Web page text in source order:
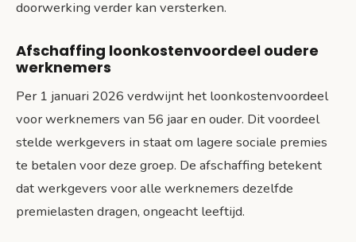
doorwerking verder kan versterken.
Afschaffing loonkostenvoordeel oudere
werknemers
Per 1 januari 2026 verdwijnt het loonkostenvoordeel
voor werknemers van 56 jaar en ouder. Dit voordeel
stelde werkgevers in staat om lagere sociale premies
te betalen voor deze groep. De afschaffing betekent
dat werkgevers voor alle werknemers dezelfde
premielasten dragen, ongeacht leeftijd.